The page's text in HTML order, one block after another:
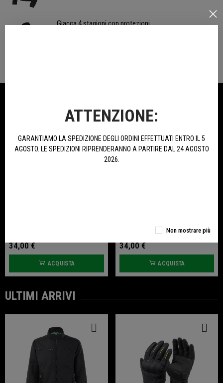
Giacca 4 stagioni con protezioni
34,00 €
ACQUISTA
Guanti Benelli - Essential
34,00 €
ACQUISTA
ULTIMI ARRIVI
ATTENZIONE:
GARANTIAMO LA SPEDIZIONE DEGLI ORDINI EFFETTUATI ENTRO IL 5
AGOSTO. LE SPEDIZIONI RIPRENDERANNO A PARTIRE DAL 24 AGOSTO
2026.
Non mostrare più